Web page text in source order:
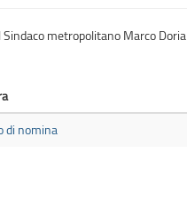
metropolitano Marco Doria
di nomina